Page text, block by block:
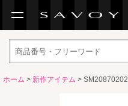
ホーム > 新作アイテム > SM20870202